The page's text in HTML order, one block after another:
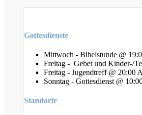
Gottesdienste
Mittwoch - Bibelstunde @
Freitag - Gebet und Kinder-/
Freitag - Jugendtreff @ 20:00
Sonntag - Gottesdienst @
Standorte